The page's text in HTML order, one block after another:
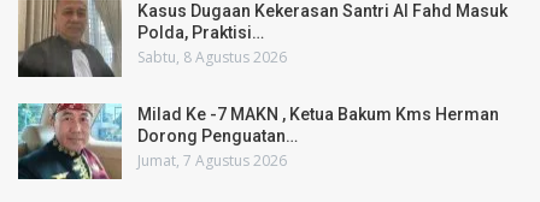
Kasus Dugaan Kekerasan Santri Al Fahd Masuk
Polda, Praktisi…
Sabtu, 8 Agustus 2026
Milad Ke -7 MAKN , Ketua Bakum Kms Herman
Dorong Penguatan…
Jumat, 7 Agustus 2026